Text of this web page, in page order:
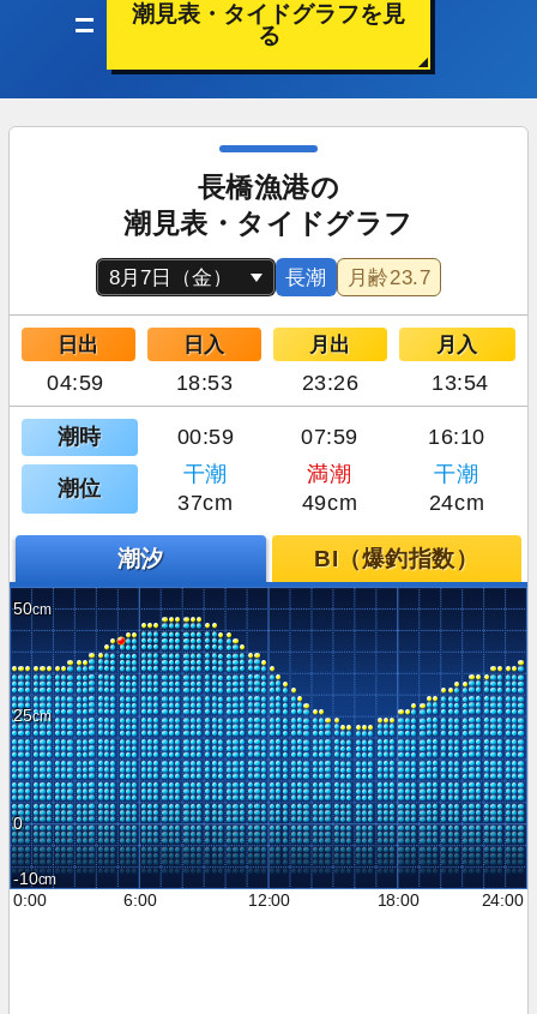
潮見表・タイドグラフを見
る
長橋漁港の
潮見表・タイドグラフ
長潮 月齢23.7
日出 日入 月出 月入
04:59 18:53 23:26 13:54
潮時 00:59 07:59 16:10
潮位
干潮 満潮
干潮
37cm
49cm 24cm
潮汐 BI（爆釣指数）
50
25
0
-10
0:00
6:00 12:00 18:00 24:00